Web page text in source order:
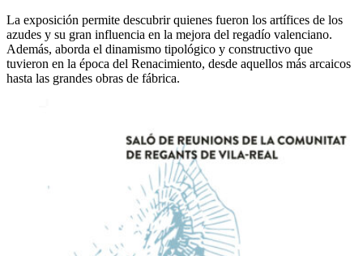
La exposición permite descubrir quienes fueron los artífices de los
azudes y su gran influencia en la mejora del regadío valenciano.
Además, aborda el dinamismo tipológico y constructivo que
tuvieron en la época del Renacimiento, desde aquellos más arcaicos
hasta las grandes obras de fábrica.